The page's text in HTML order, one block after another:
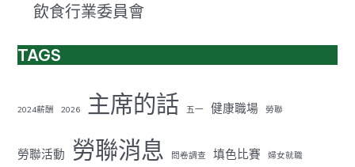
飲食行業委員會
TAGS
2024薪酬 2026 主席的話 五一 健康職場 勞聯
勞聯活動 勞聯消息 問卷調查 填色比賽 婦女就職